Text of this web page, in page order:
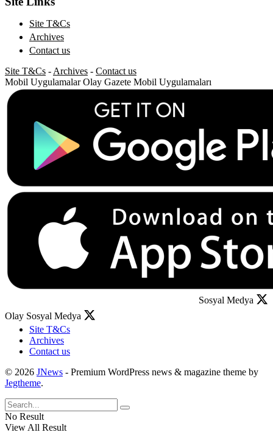
Site T&Cs
Archives
Contact us
Site T&Cs - Archives - Contact us
Mobil Uygulamalar Olay Gazete Mobil Uygulamaları
Sosyal Medya
Olay Sosyal Medya
Site T&Cs
Archives
Contact us
© 2026 JNews - Premium WordPress news & magazine theme by
Jegtheme.
No Result
View All Result